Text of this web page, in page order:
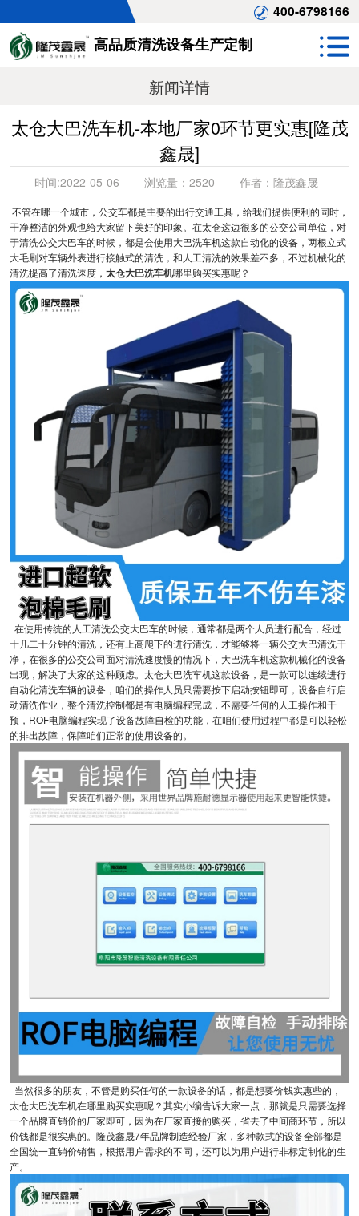
400-6798166
高品质清洗设备生产定制
新闻详情
太仓大巴洗车机-本地厂家0环节更实惠[隆茂
鑫晟]
时间:2022-05-06 浏览量： 2520 作者： 隆茂鑫晟
不管在哪一个城市，公交车都是主要的出行交通工具，给我们提供便利的同时，
干净整洁的外观也给大家留下美好的印象。在太仓这边很多的公交公司单位，对
于清洗公交大巴车的时候，都是会使用大巴洗车机这款自动化的设备，两根立式
大毛刷对车辆外表进行接触式的清洗，和人工清洗的效果差不多，不过机械化的
清洗提高了清洗速度， 太仓大巴洗车机哪里购买实惠呢？
在使用传统的人工清洗公交大巴车的时候，通常都是两个人员进行配合，经过
十几二十分钟的清洗，还有上高爬下的进行清洗，才能够将一辆公交大巴清洗干
净，在很多的公交公司面对清洗速度慢的情况下，大巴洗车机这款机械化的设备
出现，解决了大家的这种顾虑。太仓大巴洗车机这款设备，是一款可以连续进行
自动化清洗车辆的设备，咱们的操作人员只需要按下启动按钮即可，设备自行启
动清洗作业，整个清洗控制都是有电脑编程完成，不需要任何的人工操作和干
预，ROF电脑编程实现了设备故障自检的功能，在咱们使用过程中都是可以轻松
的排出故障，保障咱们正常的使用设备的。
当然很多的朋友，不管是购买任何的一款设备的话，都是想要价钱实惠些的，
太仓大巴洗车机在哪里购买实惠呢？其实小编告诉大家一点，那就是只需要选择
一个品牌直销价的厂家即可，因为在厂家直接的购买，省去了中间商环节，所以
价钱都是很实惠的。隆茂鑫晟7年品牌制造经验厂家，多种款式的设备全部都是
全国统一直销价销售，根据用户需求的不同，还可以为用户进行非标定制化的生
产。